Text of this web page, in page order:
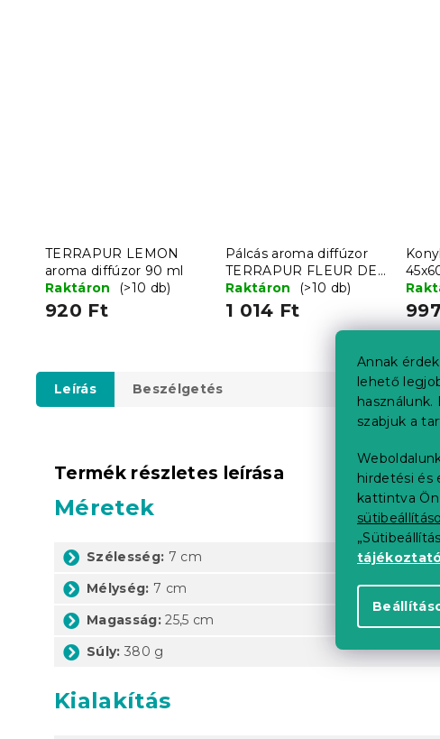
Annak
lehető
szabjuk a
hirdetési és
kattintva
TERRAPUR LEMON
aroma diffúzor 90 ml
Raktáron
(>10 db)
920 Ft
Pálcás aroma diffúzor
TERRAPUR FLEUR DE
COTTON 90 ml
Raktáron (>10 db)
1 014 Ft
Leírás Beszélgetés
Termék részletes leírása
Méretek
Szélesség: 7 cm
Mélység: 7 cm
Magasság:25,5 cm
Súly: 380 g
Kialakítás